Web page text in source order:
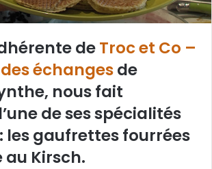
deTroc et Co –
échangesde
nous fait
de ses spécialités
les gaufrettes fourrées
Kirsch.